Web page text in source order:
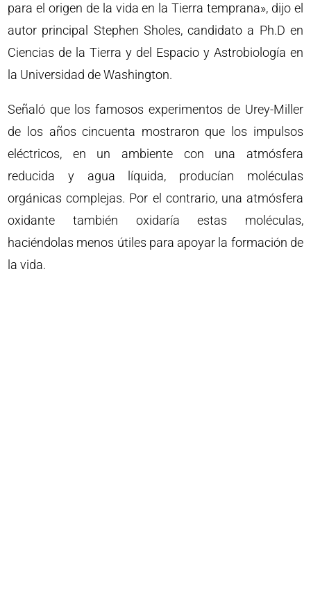
para el origen de la vida en la Tierra temprana», dijo el
autor principal Stephen Sholes, candidato a Ph.D en
Ciencias de la Tierra y del Espacio y Astrobiología en
la Universidad de Washington.
Señaló que los famosos experimentos de Urey-Miller
de los años cincuenta mostraron que los impulsos
eléctricos, en un ambiente con una atmósfera
reducida y agua líquida, producían moléculas
orgánicas complejas. Por el contrario, una atmósfera
oxidante también oxidaría estas moléculas,
haciéndolas menos útiles para apoyar la formación de
la vida.